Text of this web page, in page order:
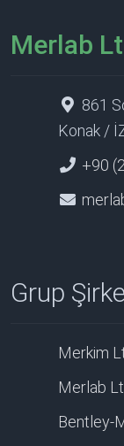
Merlab
861
Konak /
+90
Grup
Merkim
Merlab
Bentley-